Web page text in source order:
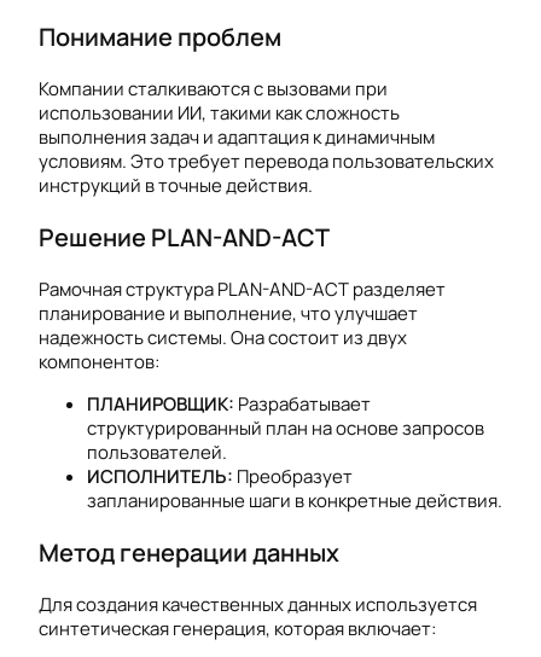
Понимание проблем
Компании сталкиваются с вызовами при
использовании ИИ, такими как сложность
выполнения задач и адаптация к динамичным
условиям. Это требует перевода пользовательских
инструкций в точные действия.
Решение PLAN-AND-ACT
Рамочная структура PLAN-AND-ACT разделяет
планирование и выполнение, что улучшает
надежность системы. Она состоит из двух
компонентов:
ПЛАНИРОВЩИК: Разрабатывает
структурированный план на основе запросов
пользователей.
ИСПОЛНИТЕЛЬ: Преобразует
запланированные шаги в конкретные действия.
Метод генерации данных
Для создания качественных данных используется
синтетическая генерация, которая включает: